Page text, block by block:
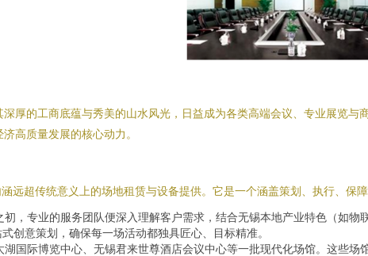
厚的工商底蕴与秀美的山水风光，日益成为各类高端会议、专业展览
高质量发展的核心动力。
远超传统意义上的场地租赁与设备提供。它是一个涵盖策划、执行、保
初，专业的服务团队便深入理解客户需求，结合无锡本地产业特色（如
创意策划，确保每一场活动都独具匠心、目标精准。
湖国际博览中心、无锡君来世尊酒店会议中心等一批现代化场馆。这些